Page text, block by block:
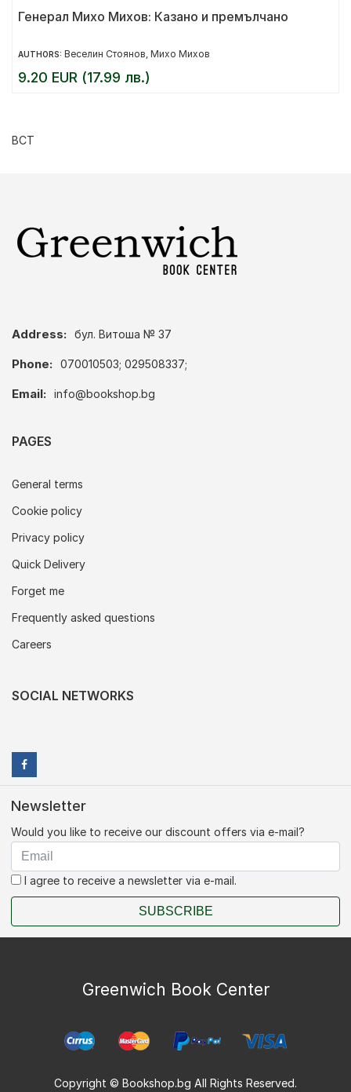
Генерал Михо Михов: Казано и премълчано
AUTHORS: Веселин Стоянов Михо Михов
9.20 EUR (17.99 лв.)
ВСТ
Address: бул. Витоша № 37
Phone: 070010503; 029508337;
Email: info@bookshop.bg
PAGES
General terms
Cookie policy
Privacy policy
Quick Delivery
Forget me
Frequently asked questions
Careers
SOCIAL NETWORKS
Newsletter
Would you like to receive our discount offers via e-mail?
I agree to receive a newsletter via e-mail.
SUBSCRIBE
Greenwich Book Center
Copyright © Bookshop.bg All Rights Reserved.